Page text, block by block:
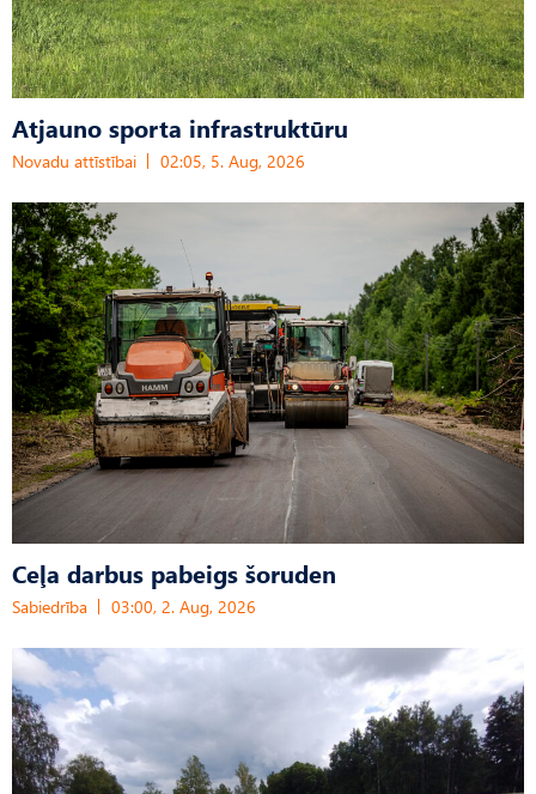
Atjauno sporta infrastruktūru
Novadu attīstībai 02:05, 5. Aug, 2026
Ceļa darbus pabeigs šoruden
Sabiedrība 03:00, 2. Aug, 2026